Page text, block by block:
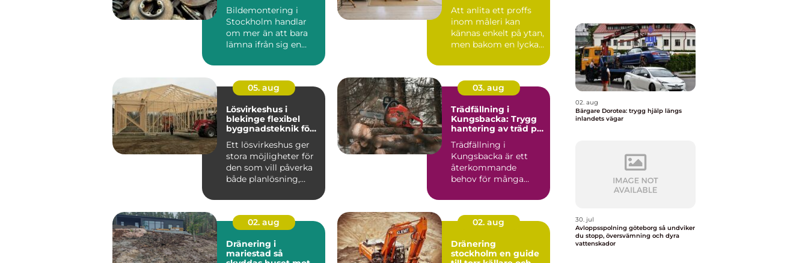
Bildemontering i
Stockholm handlar
om mer än att bara
lämna ifrån sig en
Att anlita ett proffs
inom måleri kan
kännas enkelt på ytan,
men bakom en lyckad
05. aug
Lösvirkeshus i
blekinge flexibel
byggnadsteknik för
Ett lösvirkeshus ger
stora möjligheter för
den som vill påverka
både planlösning,
03. aug
Trädfällning i
Kungsbacka: Trygg
hantering av träd på
Trädfällning i
Kungsbacka är ett
återkommande
behov för många
02. aug
Dränering i
mariestad så
02. aug
Dränering
stockholm en guide
02. aug
Bärgare Dorotea: trygg hjälp längs
inlandets vägar
30. jul
Avloppsspolning göteborg så undviker
du stopp, översvämning och dyra
vattenskador